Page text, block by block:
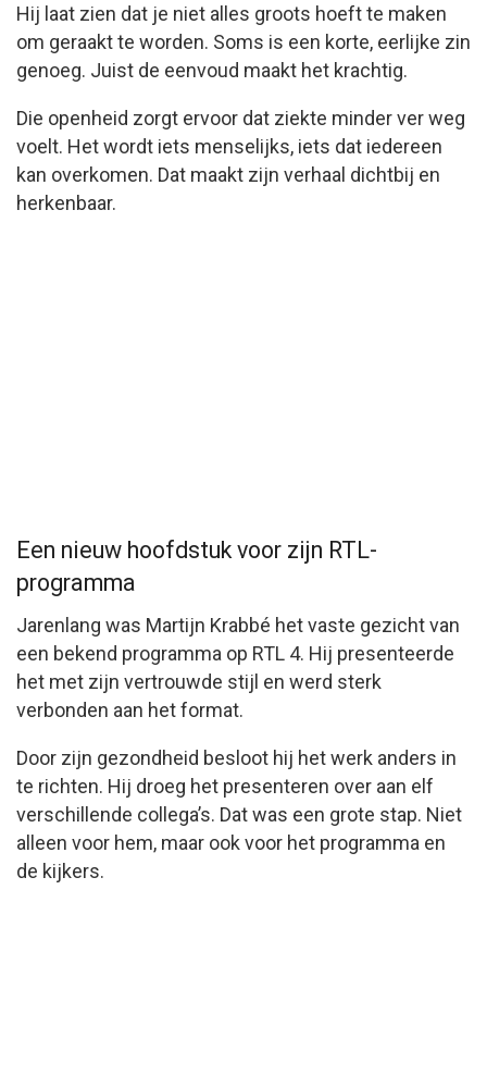
Hij laat zien dat je niet alles groots hoeft te maken
om geraakt te worden. Soms is een korte, eerlijke zin
genoeg. Juist de eenvoud maakt het krachtig.
Die openheid zorgt ervoor dat ziekte minder ver weg
voelt. Het wordt iets menselijks, iets dat iedereen
kan overkomen. Dat maakt zijn verhaal dichtbij en
herkenbaar.
Een nieuw hoofdstuk voor zijn RTL-
programma
Jarenlang was Martijn Krabbé het vaste gezicht van
een bekend programma op RTL 4. Hij presenteerde
het met zijn vertrouwde stijl en werd sterk
verbonden aan het format.
Door zijn gezondheid besloot hij het werk anders in
te richten. Hij droeg het presenteren over aan elf
verschillende collega’s. Dat was een grote stap. Niet
alleen voor hem, maar ook voor het programma en
de kijkers.